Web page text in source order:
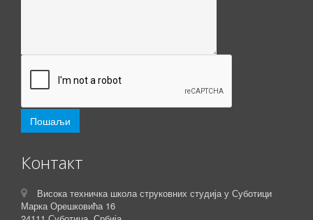
Контакт
Висока техничка школа струковних студија у Суботици
Марка Орешковића 16